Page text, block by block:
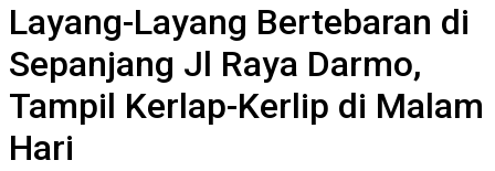
Layang-Layang Bertebaran di
Sepanjang Jl Raya Darmo,
Tampil Kerlap-Kerlip di Malam
Hari